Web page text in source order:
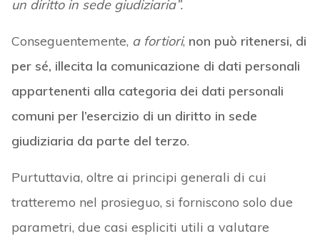
un diritto in sede giudiziaria”.
Conseguentemente, a fortiori, non può ritenersi, di
per sé, illecita la comunicazione di dati personali
appartenenti alla categoria dei dati personali
comuni per l’esercizio di un diritto in sede
giudiziaria da parte del terzo.
Purtuttavia, oltre ai principi generali di cui
tratteremo nel prosieguo, si forniscono solo due
parametri, due casi espliciti utili a valutare